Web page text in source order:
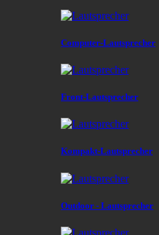
Computer-Lautsprecher
Front-Lautsprecher
Kompakt-Lautsprecher
Outdoor - Lautsprecher